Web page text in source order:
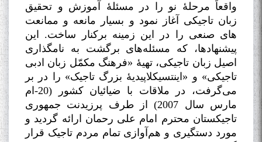
واقعاً مرحلۀ نو را در مسئلۀ آموزش و تحقیق
زبان تاجیکی آغاز نمود و بسیار مانعه و ممانعت
های صنعی را در این زمینه برکنار ساخت. این
پیشنهادها، که مسئله‌های برگشت به نامگذاری
اصیل زبان تاجیکی، تهیۀ «فرهنگ مکمّل زبان ادبی
تاجیکی» و «اینتسیکلاپیدیۀ بزرگ تاجیک» را در بر
می‌گرفت، در ملاقات با ضیائیان کشور (20-ام
مارس سال 2007) از طرف پرزیدنت جمهوری
تاجیکستان محترم امام علی رحمان ارائه گردید و
مورد دستگیری و هم‌آوازی تمام مردم تاجیک قرار